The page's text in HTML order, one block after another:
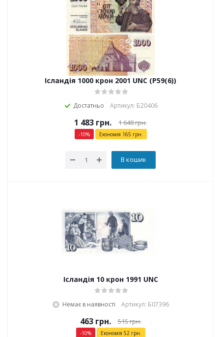
Ісландія 1000 крон 2001 UNC (P59(6))
Достатньо Артикул: Б20406
1 483 грн. 1 648грн.
-10% Економія 165 грн.
В кошик
Ісландія 10 крон 1991 UNC
Немає в наявності Артикул: Б07396
463грн. 515грн.
-10% Економія 52грн.